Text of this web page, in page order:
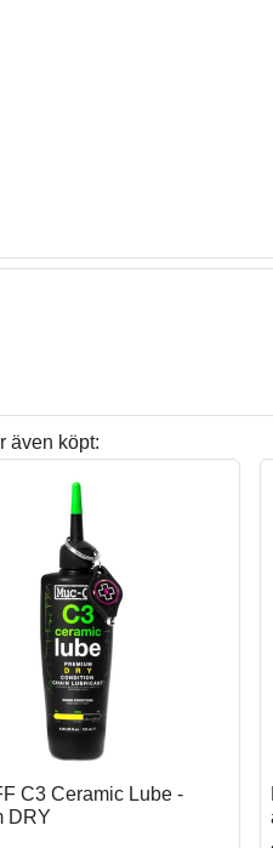
även köpt:
C3 Ceramic Lube -
DRY